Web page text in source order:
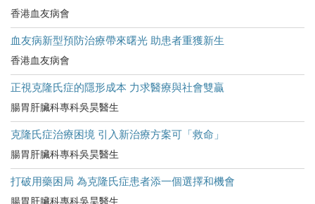
香港血友病會
血友病新型預防治療帶來曙光 助患者重獲新生
香港血友病會
正視克隆氏症的隱形成本 力求醫療與社會雙贏
腸胃肝臟科專科吳昊醫生
克隆氏症治療困境 引入新治療方案可「救命」
腸胃肝臟科專科吳昊醫生
打破用藥困局 為克隆氏症患者添一個選擇和機會
腸胃肝臟科專科吳昊醫生